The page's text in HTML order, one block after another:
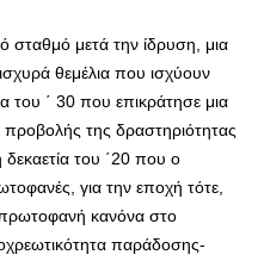
σταθμό μετά την ίδρυση, μια
θεμέλια που ισχύουν
του ΄ 30 που επικράτησε μια
προβολής της δραστηριότητας
του ΄20 που ο
για την εποχή τότε,
κανόνα στο
παράδοσης-